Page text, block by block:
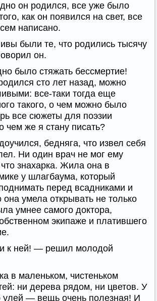
он родился, все уже было
как он появился на свет, все
написано.
были те, что родились тысячу
он.
было стяжать бессмертие!
сто лет назад, можно
все-таки тогда еще
такого, о чем можно было
все сюжеты для поэзии
чем же я стану писать?
бедняга, что извел себя
Ни один врач не мог ему
знахарка. Жила она в
у шлагбаума, который
перед всадниками и
умела открывать не только
умнее самого доктора,
экипаже и платившего
к ней! — решил молодой
в маленьком, чистеньком
ни дерева рядом, ни цветов. У
улей — вещь очень полезная! И